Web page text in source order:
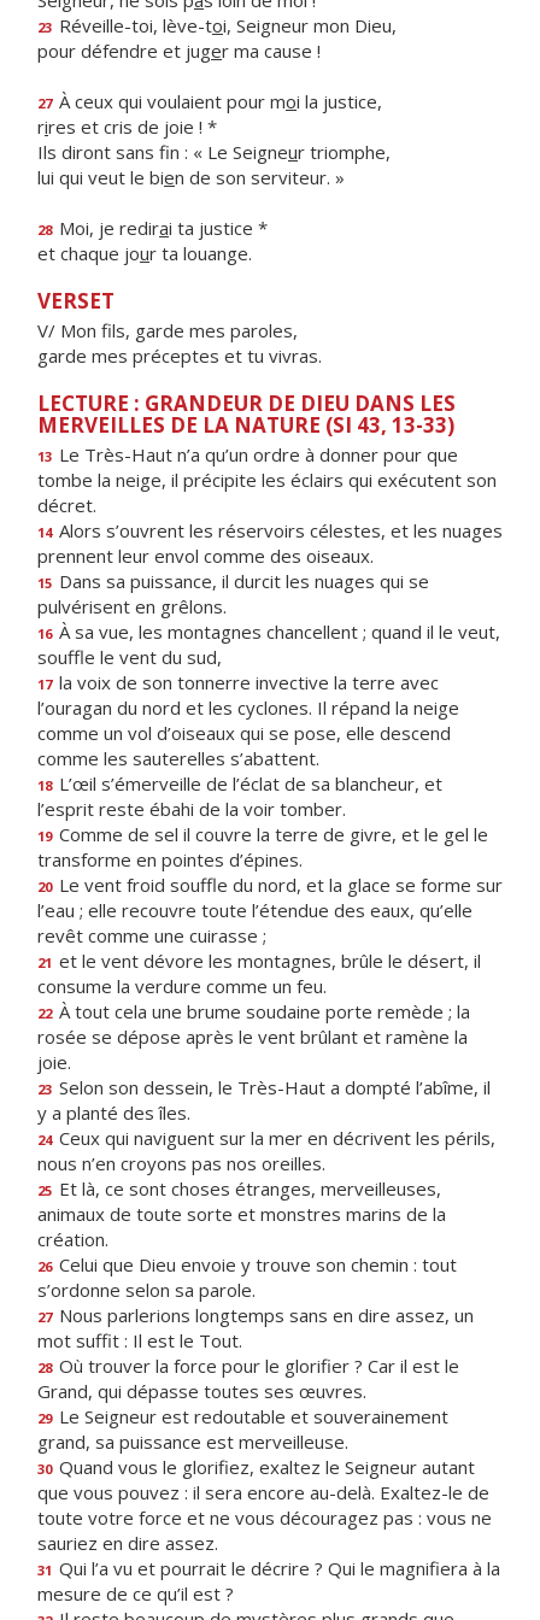
23 Réveille-toi, lève-toi, Seigneur mon Dieu,
pour défendre et juger ma cause !
27 À ceux qui voulaient pour moi la justice,
rires et cris de joie ! *
Ils diront sans fin : « Le Seigneur triomphe,
lui qui veut le bien de son serviteur. »
28 Moi, je redirai ta justice *
et chaque jour ta louange.
VERSET
V/ Mon fils, garde mes paroles,
garde mes préceptes et tu vivras.
LECTURE : GRANDEUR DE DIEU DANS LES
MERVEILLES DE LA NATURE (SI 43, 13-33)
13 Le Très-Haut n’a qu’un ordre à donner pour que
tombe la neige, il précipite les éclairs qui exécutent son
décret.
14 Alors s’ouvrent les réservoirs célestes, et les nuages
prennent leur envol comme des oiseaux.
15 Dans sa puissance, il durcit les nuages qui se
pulvérisent en grêlons.
16 À sa vue, les montagnes chancellent ; quand il le veut,
souffle le vent du sud,
17 la voix de son tonnerre invective la terre avec
l’ouragan du nord et les cyclones. Il répand la neige
comme un vol d’oiseaux qui se pose, elle descend
comme les sauterelles s’abattent.
18 L’œil s’émerveille de l’éclat de sa blancheur, et
l’esprit reste ébahi de la voir tomber.
19 Comme de sel il couvre la terre de givre, et le gel le
transforme en pointes d’épines.
20 Le vent froid souffle du nord, et la glace se forme sur
l’eau ; elle recouvre toute l’étendue des eaux, qu’elle
revêt comme une cuirasse ;
21 et le vent dévore les montagnes, brûle le désert, il
consume la verdure comme un feu.
22 À tout cela une brume soudaine porte remède ; la
rosée se dépose après le vent brûlant et ramène la
joie.
23 Selon son dessein, le Très-Haut a dompté l’abîme, il
y a planté des îles.
24 Ceux qui naviguent sur la mer en décrivent les périls,
nous n’en croyons pas nos oreilles.
25 Et là, ce sont choses étranges, merveilleuses,
animaux de toute sorte et monstres marins de la
création.
26 Celui que Dieu envoie y trouve son chemin : tout
s’ordonne selon sa parole.
27 Nous parlerions longtemps sans en dire assez, un
mot suffit : Il est le Tout.
28 Où trouver la force pour le glorifier ? Car il est le
Grand, qui dépasse toutes ses œuvres.
29 Le Seigneur est redoutable et souverainement
grand, sa puissance est merveilleuse.
30 Quand vous le glorifiez, exaltez le Seigneur autant
que vous pouvez : il sera encore au-delà. Exaltez-le de
toute votre force et ne vous découragez pas : vous ne
sauriez en dire assez.
31 Qui l’a vu et pourrait le décrire ? Qui le magnifiera à la
mesure de ce qu’il est ?